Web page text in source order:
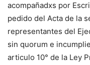
acompañadxs por
pedido del Acta de la
representantes del
sin quorum e
articulo 10° de la Ley